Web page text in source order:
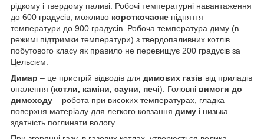
рідкому і твердому паливі. Робочі температурні навантаження
до 600 градусів, можливо короткочасне підняття
температури до 900 градусів. Робоча температура диму (в
режимі підтримки температури) з твердопаливних котлів
побутового класу як правило не перевищує 200 градусів за
Цельсієм.
Димар – це пристрій відводів для димових газів від приладів
опалення (котли, каміни, сауни, печі). Головні вимоги до
димоходу – робота при високих температурах, гладка
поверхня матеріалу для легкого ковзання диму і низька
здатність поглинати вологу.